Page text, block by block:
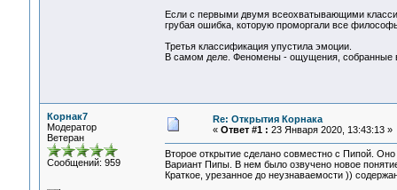
Если с первыми двумя всеохватывающими
грубая ошибка, которую проморгали все
Третья классификация упустила эмоции.
В самом деле. Феномены - ощущения, собранные
Корнак7
Модератор
Ветеран
Сообщений: 959
Re: Открытия Корнака
« Ответ #1 : 23 Января 2020, 13:43:13 »
Второе открытие сделано совместно с Пипой.
Вариант Пипы. В нем было озвучено новое
Краткое, урезанное до неузнаваемости ))